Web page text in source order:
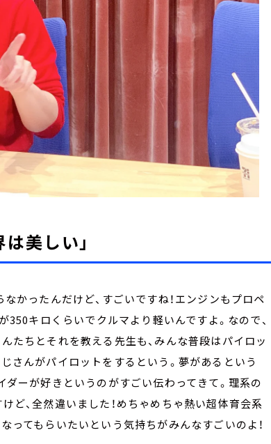
美しい」
かったんだけど、すごいですね！エンジンもプロペ
キロくらいでクルマより軽いんですよ。なので、
たちとそれを教える先生も、みんな普段はパイロッ
さんがパイロットをするという。夢があるという
ダーが好きというのがすごい伝わってきて。理系の
ど、全然違いました！めちゃめちゃ熱い超体育会系
ってもらいたいという気持ちがみんなすごいのよ！